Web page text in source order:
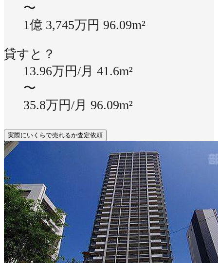
〜
1億 3,745万円 96.09m²
貸すと？
13.96万円/月 41.6m²
〜
35.8万円/月 96.09m²
実際にいくらで売れるか査定依頼